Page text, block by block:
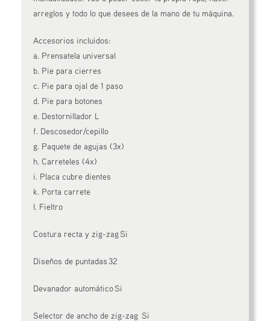
arreglos y todo lo que desees de la mano de tu máquina.
Accesorios incluidos:
a. Prensatela universal
b. Pie para cierres
c. Pie para ojal de 1 paso
d. Pie para botones
e. Destornillador L
f. Descosedor/cepillo
g. Paquete de agujas (3x)
h. Carreteles (4x)
i. Placa cubre dientes
k. Porta carrete
l. Fieltro
Costura recta y zig-zag Si
Diseños de puntadas 32
Devanador automático Si
Selector de ancho de zig-zag Si